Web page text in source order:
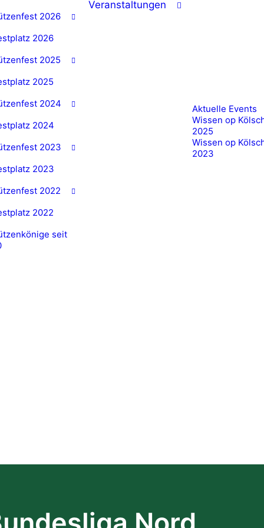
2026
2026
2025
2025
2024
2024
2023
2023
2022
2022
seit
Veranstaltungen
Aktuelle Events
Wissen op
2025
Wissen op
2023